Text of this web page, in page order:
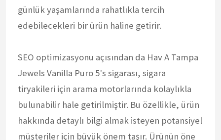
günlük yaşamlarında rahatlıkla tercih
edebilecekleri bir ürün haline getirir.
SEO optimizasyonu açısından da Hav A Tampa
Jewels Vanilla Puro 5's sigarası, sigara
tiryakileri için arama motorlarında kolaylıkla
bulunabilir hale getirilmiştir. Bu özellikle, ürün
hakkında detaylı bilgi almak isteyen potansiyel
müşteriler için büyük önem taşır. Ürünün öne